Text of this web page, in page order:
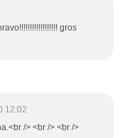
gros
12:02
/> <br /> <br />